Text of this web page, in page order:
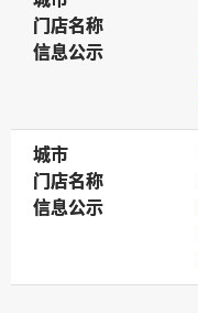
门店名称
门店名称
信息公示
信息公示
城市
城市
门店名称
门店名称
信息公示
信息公示